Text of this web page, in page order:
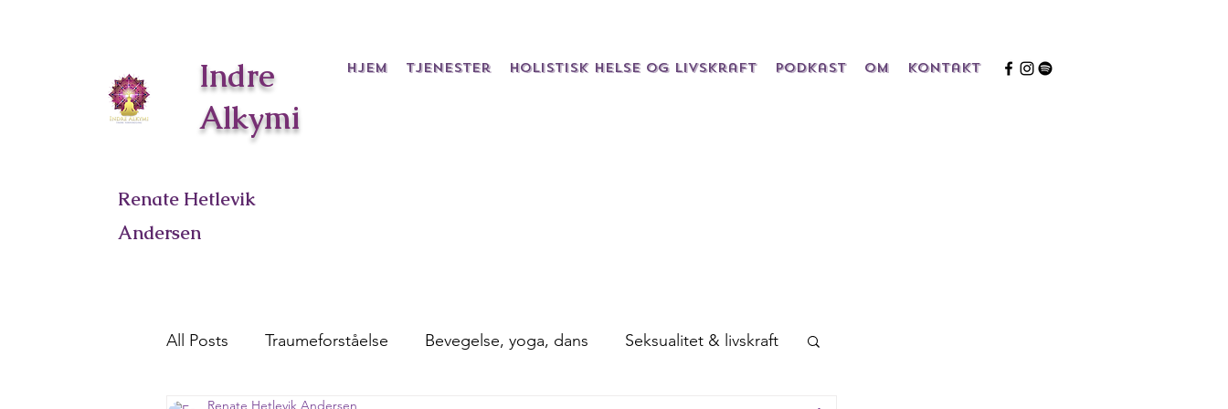
Indre
Alkymi
Renate Hetlevik
Andersen
Hjem Tjenester Holistisk helse og livskraft Podkast Om Kontakt
All Posts Traumeforståelse Bevegelse, yoga, dans Seksualitet & livskraft
Renate Hetlevik Andersen